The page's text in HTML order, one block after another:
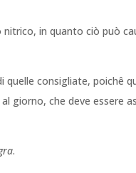
in quanto ciò può
consigliate, poichê
giorno, che deve essere
.